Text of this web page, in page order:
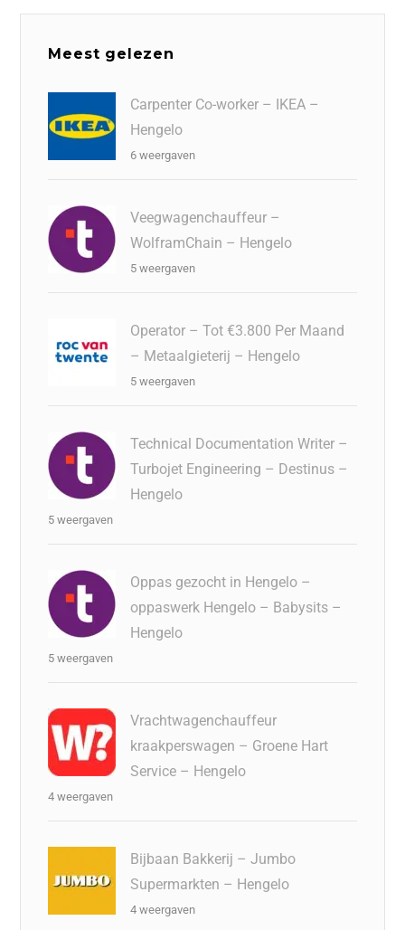
Meest gelezen
Carpenter Co-worker – IKEA –
Hengelo
6 weergaven
Veegwagenchauffeur –
WolframChain – Hengelo
5 weergaven
Operator – Tot €3.800 Per Maand
– Metaalgieterij – Hengelo
5 weergaven
Technical Documentation Writer –
Turbojet Engineering – Destinus –
Hengelo
5 weergaven
Oppas gezocht in Hengelo –
oppaswerk Hengelo – Babysits –
Hengelo
5 weergaven
Vrachtwagenchauffeur
kraakperswagen – Groene Hart
Service – Hengelo
4 weergaven
Bijbaan Bakkerij – Jumbo
Supermarkten – Hengelo
4 weergaven